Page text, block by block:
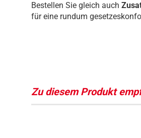
Bestellen Sie gleich auch
für eine rundum
Zu diesem Produkt